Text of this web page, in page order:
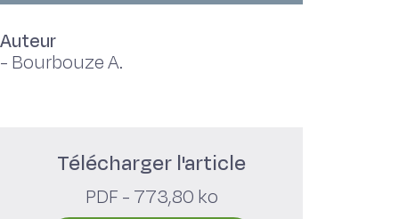
Auteur
- Bourbouze A.
Télécharger l'article
PDF - 773,80 ko